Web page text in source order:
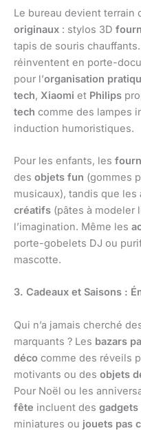
Le bureau devient terrain
originaux : stylos 3D
tapis de souris
réinventent en porte-
pour l’organisation
tech, Xiaomi et Philips
tech comme des lampes
induction humoristiques.
Pour les enfants, les
des objets fun (gommes
musicaux), tandis que les
créatifs (pâtes à modeler
l’imagination. Même les
porte-gobelets DJ ou
mascotte.
3. Cadeaux et Saisons :
Qui n’a jamais cherché
marquants ? Les bazars
déco comme des réveils
motivants ou des objets
Pour Noël ou les
fête incluent des gadgets
miniatures ou jouets pas